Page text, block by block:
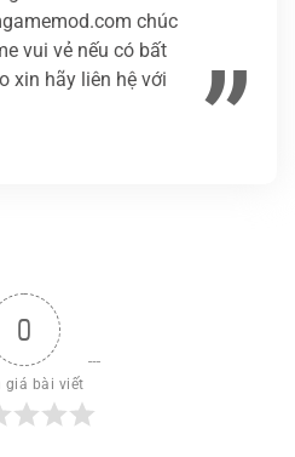
chúc
vui vẻ nếu có bất
xin hãy liên hệ với
0
giá bài viết